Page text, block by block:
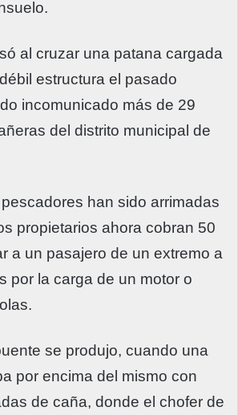
al cruzar una patana cargada
estructura el pasado
incomunicado más de 29
del distrito municipal de
han sido arrimadas
propietarios ahora cobran 50
a un pasajero de un extremo a
por la carga de un motor o
se produjo, cuando una
por encima del mismo con
de caña, donde el chofer de